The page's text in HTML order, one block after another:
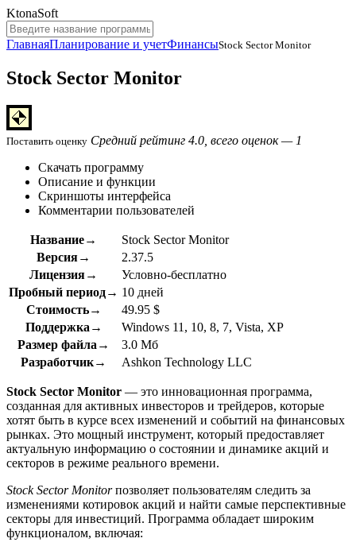
KtonaSoft
ГлавнаяПланирование и учетФинансыStock Sector Monitor
Stock Sector Monitor
Поставить оценку Средний рейтинг 4.0, всего оценок — 1
Скачать программу
Описание и функции
Скриншоты интерфейса
Комментарии пользователей
Название→
Stock Sector Monitor
Версия→
2.37.5
Лицензия→
Условно-бесплатно
Пробный период→ 10 дней
Стоимость→
49.95 $
Поддержка→
Windows 11, 10, 8, 7, Vista, XP
Размер файла→
3.0 Мб
Разработчик→
Ashkon Technology LLC
Stock Sector Monitor — это инновационная программа,
созданная для активных инвесторов и трейдеров, которые
хотят быть в курсе всех изменений и событий на финансовых
рынках. Это мощный инструмент, который предоставляет
актуальную информацию о состоянии и динамике акций и
секторов в режиме реального времени.
Stock Sector Monitorпозволяет пользователям следить за
изменениями котировок акций и найти самые перспективные
секторы для инвестиций. Программа обладает широким
функционалом, включая: